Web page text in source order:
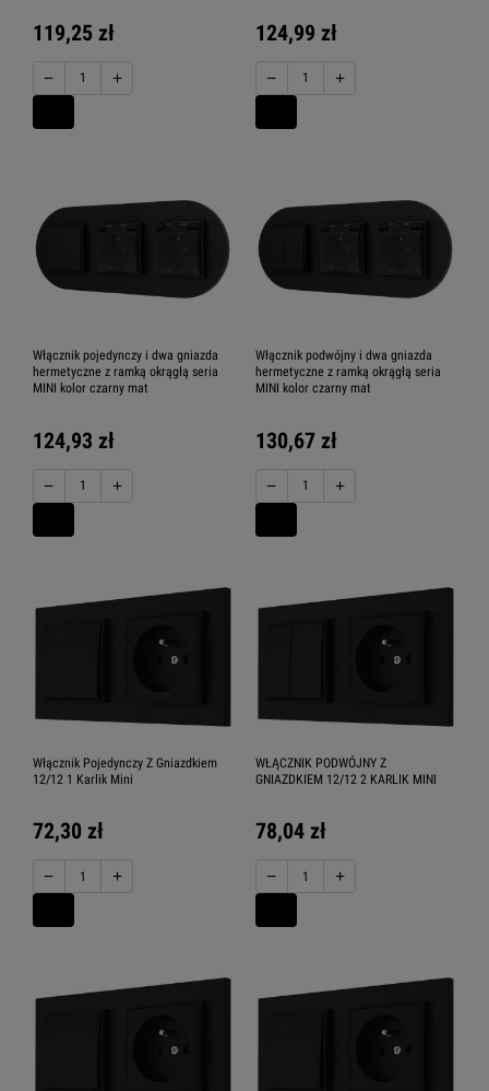
119,25 zł
− +
124,99 zł
− +
Włącznik pojedynczy i dwa gniazda
hermetyczne z ramką okrągłą seria
MINI kolor czarny mat
124,93 zł
− +
Włącznik podwójny i dwa gniazda
hermetyczne z ramką okrągłą seria
MINI kolor czarny mat
130,67 zł
− +
Włącznik Pojedynczy Z Gniazdkiem
12/12 1 Karlik Mini
72,30 zł
− +
WŁĄCZNIK PODWÓJNY Z
GNIAZDKIEM 12/12 2 KARLIK MINI
78,04 zł
− +